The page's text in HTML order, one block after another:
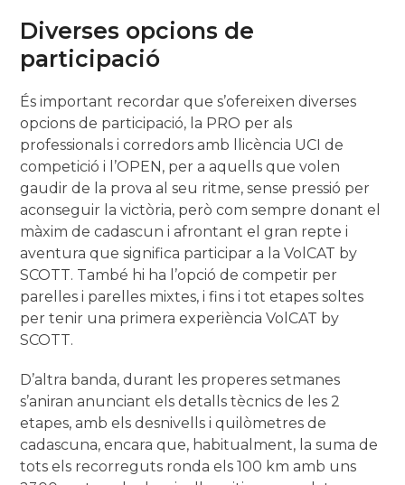
Diverses opcions de
participació
És important recordar que s’ofereixen diverses
opcions de participació, la PRO per als
professionals i corredors amb llicència UCI de
competició i l’OPEN, per a aquells que volen
gaudir de la prova al seu ritme, sense pressió per
aconseguir la victòria, però com sempre donant el
màxim de cadascun i afrontant el gran repte i
aventura que significa participar a la VolCAT by
SCOTT. També hi ha l’opció de competir per
parelles i parelles mixtes, i fins i tot etapes soltes
per tenir una primera experiència VolCAT by
SCOTT.
D’altra banda, durant les properes setmanes
s’aniran anunciant els detalls tècnics de les 2
etapes, amb els desnivells i quilòmetres de
cadascuna, encara que, habitualment, la suma de
tots els recorreguts ronda els 100 km amb uns